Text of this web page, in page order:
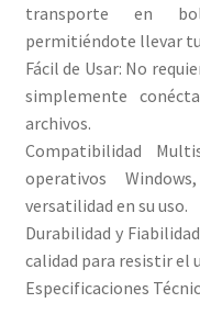
transporte en
permitiéndote llevar
Fácil de Usar: No
simplemente
archivos.
Compatibilidad
operativos
versatilidad en su uso.
Durabilidad y
calidad para resistir el
Especificaciones